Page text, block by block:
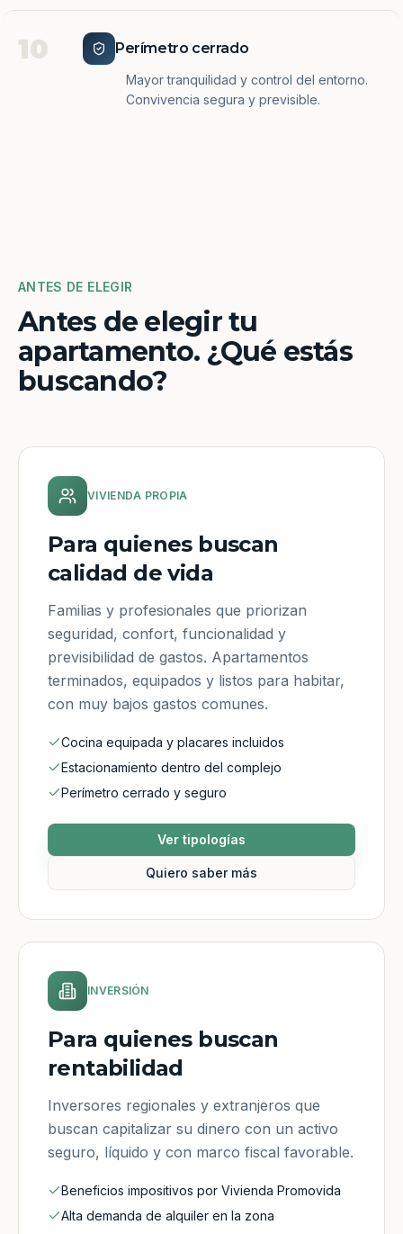
10 Perímetro cerrado
Mayor tranquilidad y control del entorno.
Convivencia segura y previsible.
ANTES DE ELEGIR
Antes de elegir tu
apartamento. ¿Qué estás
buscando?
VIVIENDA PROPIA
Para quienes buscan
calidad de vida
Familias y profesionales que priorizan
seguridad, confort, funcionalidad y
previsibilidad de gastos. Apartamentos
terminados, equipados y listos para habitar,
con muy bajos gastos comunes.
Cocina equipada y placares incluidos
Estacionamiento dentro del complejo
Perímetro cerrado y seguro
Ver tipologías
Quiero saber más
INVERSIÓN
Para quienes buscan
rentabilidad
Inversores regionales y extranjeros que
buscan capitalizar su dinero con un activo
seguro, líquido y con marco fiscal favorable.
Beneficios impositivos por Vivienda Promovida
Alta demanda de alquiler en la zona